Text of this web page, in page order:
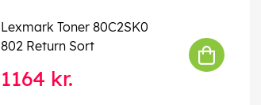
Lexmark Toner 80C2SK0
802 Return Sort
1164 kr.